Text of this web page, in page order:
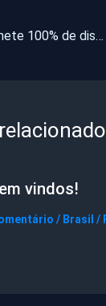
Ciro Gomes promete 100% de disposição para Dilma e fala no “erro mais estúpido da vida”
vindos!
/ Brasil /